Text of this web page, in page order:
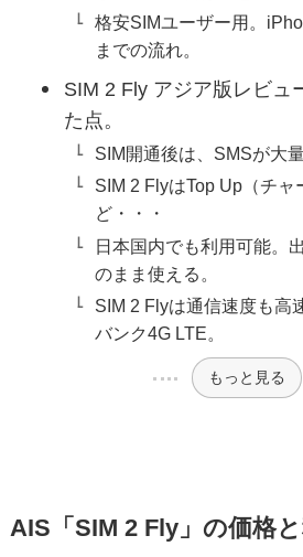
格安SIMユーザー用。
までの流れ。
SIM 2 Fly アジア版レビュ
た点。
SIM開通後は、SMSが大
SIM 2 FlyはTop Up（チャ
ど・・・
日本国内でも利用可能。
のまま使える。
SIM 2 Flyは通信速度も高
バンク4G LTE。
もっと見る
AIS「SIM 2 Fly」の価格と